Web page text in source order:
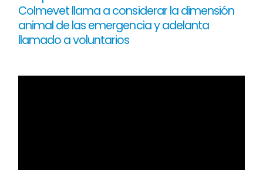
Colmevet llama a considerar la dimensión
animal de las emergencia y adelanta
llamado a voluntarios